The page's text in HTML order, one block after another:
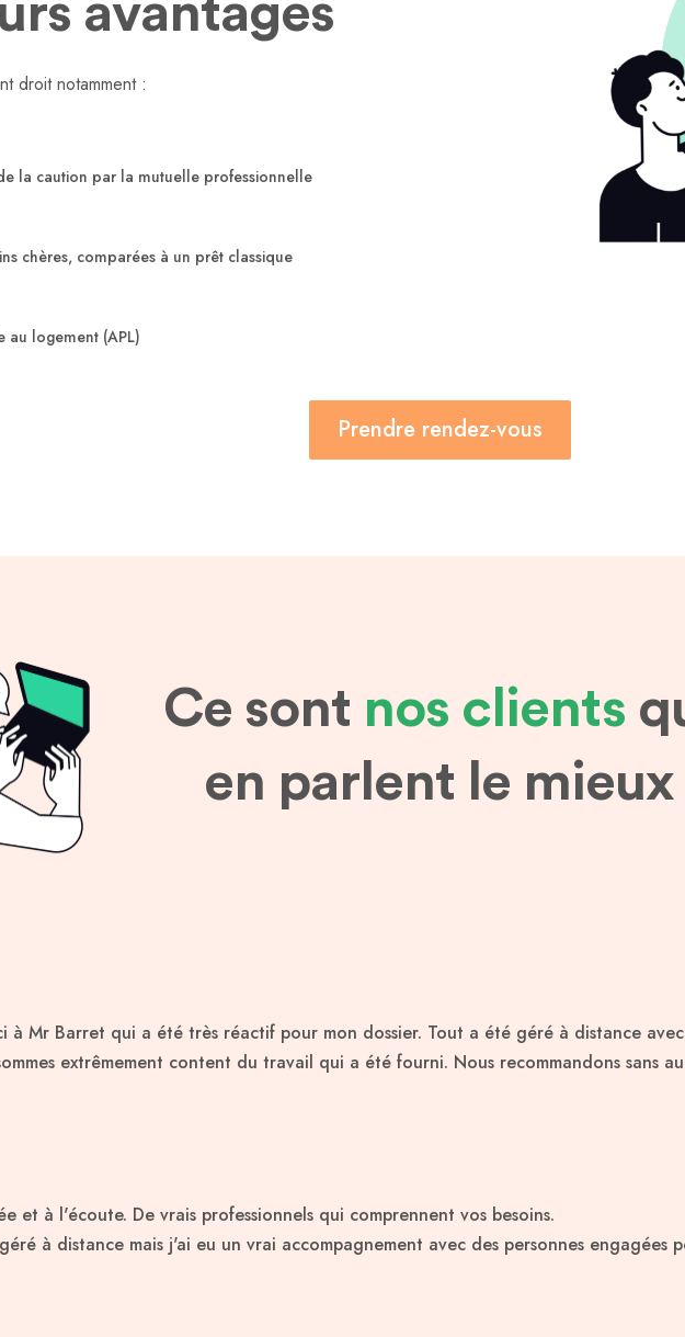
avantages
droit notamment :
la caution par la mutuelle professionnelle
chères, comparées à un prêt classique
au logement (APL)
Prendre rendez-vous
Ce sont nos clients
en parlent le mieux
à Mr Barret qui a été très réactif pour mon dossier. Tout a été géré à distance
extrêmement content du travail qui a été fourni. Nous recommandons sans
et à l'écoute. De vrais professionnels qui comprennent vos besoins.
à distance mais j'ai eu un vrai accompagnement avec des personnes